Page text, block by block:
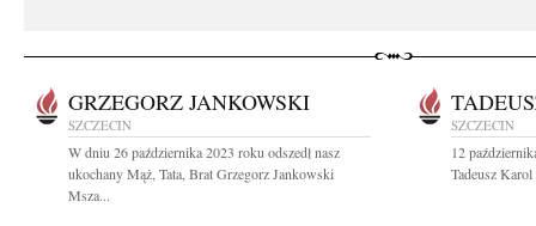
GRZEGORZ JANKOWSKI
SZCZECIN
W dniu 26 października 2023 roku odszedł nasz
ukochany Mąż, Tata, Brat Grzegorz Jankowski
Msza...
SZCZECIN
12
Tadeusz